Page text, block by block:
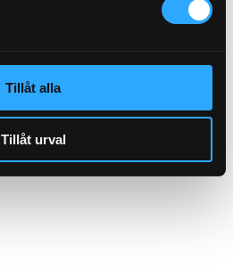
Tillåt alla
Tillåt urval